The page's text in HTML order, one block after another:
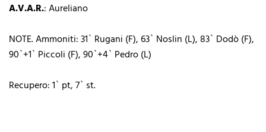
A.V.A.R.: Aureliano
NOTE. Ammoniti: 31` Rugani (F), 63` Noslin (L), 83` Dodò (F),
90`+1` Piccoli (F), 90`+4` Pedro (L)
Recupero: 1` pt, 7` st.